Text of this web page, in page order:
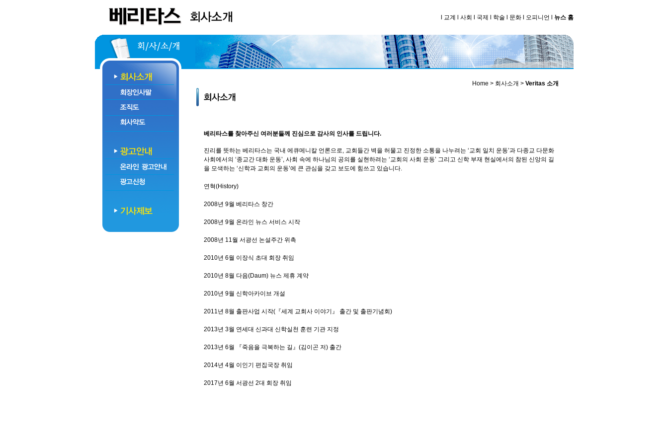
교계 사회 국제 학술 문화l 오피니언 뉴스 홈
Home > 회사소개 > Veritas 소개
베리타스를 찾아주신 여러분들께 진심으로 감사의 인사를 드립니다.
진리를 뜻하는 베리타스는 국내 에큐메니칼 언론으로, 교회들간 벽을 허물고 진정한 소통을 나누려는 ‘교회 일치 운동’과 다종교 다문화
사회에서의 ‘종교간 대화 운동’, 사회 속에 하나님의 공의를 실현하려는 ‘교회의 사회 운동’ 그리고 신학 부재 현실에서의 참된 신앙의 길
을 모색하는 ‘신학과 교회의 운동’에 큰 관심을 갖고 보도에 힘쓰고 있습니다.
연혁(History)
2008년 9월 베리타스 창간
2008년 9월 온라인 뉴스 서비스 시작
2008년 11월 서광선 논설주간 위촉
2010년 6월 이장식 초대 회장 취임
2010년 8월 다음(Daum) 뉴스 제휴 계약
2010년 9월 신학아카이브 개설
2011년 8월 출판사업 시작(『세계 교회사 이야기』 출간 및 출판기념회)
2013년 3월 연세대 신과대 신학실천 훈련 기관 지정
2013년 6월 『죽음을 극복하는 길』(김이곤 저) 출간
2014년 4월 이인기 편집국장 취임
2017년 6월 서광선 2대 회장 취임